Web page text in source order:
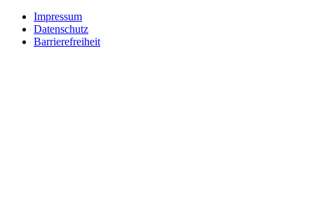
Impressum
Datenschutz
Barrierefreiheit